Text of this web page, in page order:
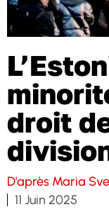
droit
D'après Maria
11 Juin 2025